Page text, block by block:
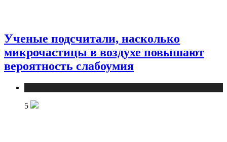
Ученые подсчитали, насколько
микрочастицы в воздухе повышают
вероятность слабоумия
5